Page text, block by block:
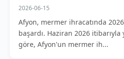
2026-06-15
Afyon, mermer ihracatında
başardı. Haziran 2026 itibarıyla
göre, Afyon'un mermer ih...